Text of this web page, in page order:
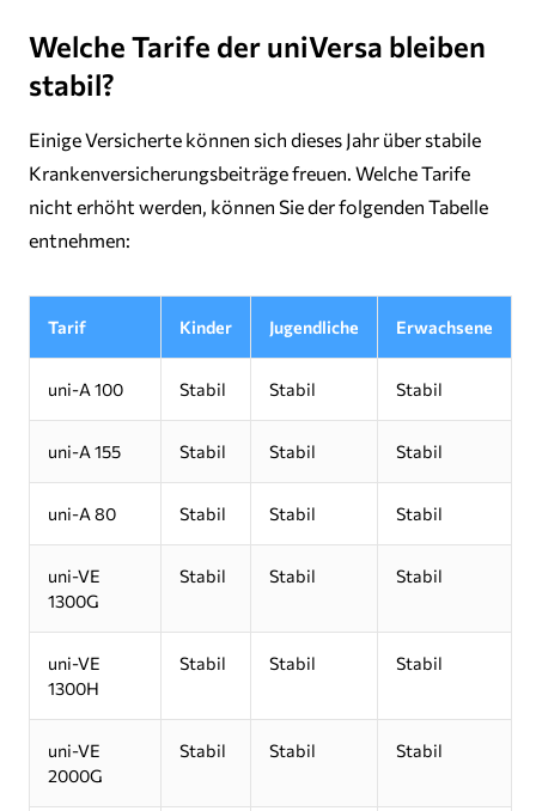
Welche Tarife der uniVersa bleiben
stabil?
Einige Versicherte können sich dieses Jahr über stabile
Krankenversicherungsbeiträge freuen. Welche Tarife
nicht erhöht werden, können Sie der folgenden Tabelle
entnehmen:
Tarif Kinder Jugendliche Erwachsene
uni-A 100 Stabil Stabil Stabil
uni-A 155 Stabil Stabil Stabil
uni-A 80 Stabil Stabil Stabil
uni-VE
1300G
Stabil Stabil Stabil
uni-VE
1300H
Stabil Stabil Stabil
uni-VE
2000G
Stabil Stabil Stabil